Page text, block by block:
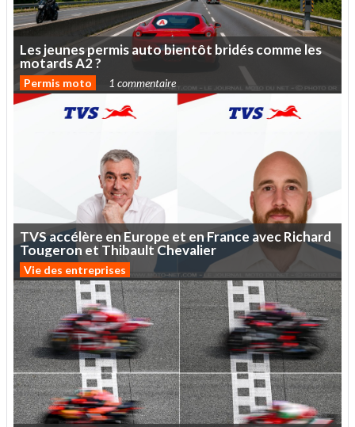
Lesjeunespermisautobientôt bridéscommeles
motardsA2?
Permis moto 1 commentaire
TVSaccélère enEurope et enFrance avecRichard
Tougeron et Thibault Chevalier
Vie des entreprises